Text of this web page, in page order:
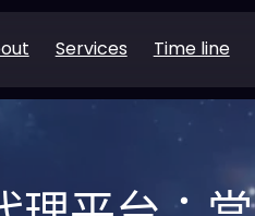
Services Time line